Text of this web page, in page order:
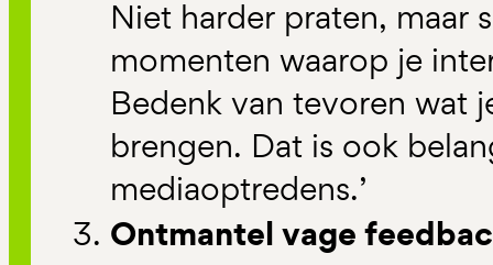
Niet harder praten, maar
momenten waarop je
Bedenk van tevoren wat
brengen. Dat is ook
mediaoptredens.’
Ontmantel vage